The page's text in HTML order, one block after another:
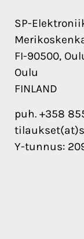
SP-
FI-90500,
Oulu
FINLAND
puh. +358
Y-tunnus: